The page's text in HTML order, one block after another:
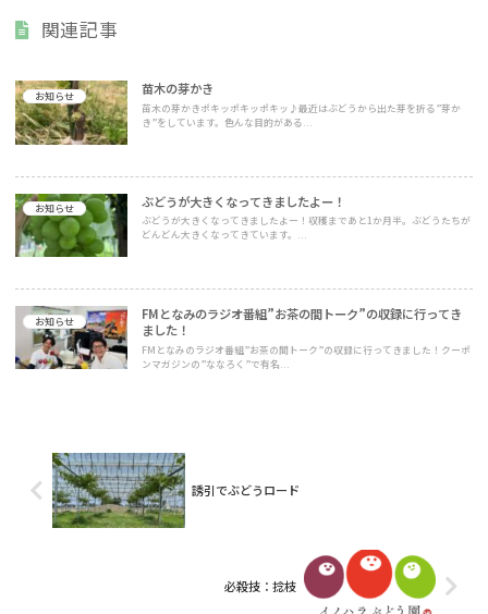
関連記事
お知らせ 苗木の芽かき
苗木の芽かきポキッポキッポキッ♪最近はぶどうから出た芽を折る”芽か
き”をしています。色んな目的がある...
お知らせ ぶどうが大きくなってきましたよー！
ぶどうが大きくなってきましたよー！収穫まであと1か月半。ぶどうたちが
どんどん大きくなってきています。...
お知らせ
FMとなみのラジオ番組”お茶の間トーク”の収録に行ってき
ました！
FMとなみのラジオ番組”お茶の間トーク”の収録に行ってきました！クーポ
ンマガジンの”ななろく”で有名...
誘引でぶどうロード
必殺技：捻枝